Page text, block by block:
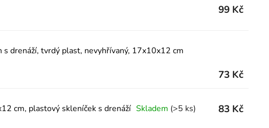
99 Kč
drenáží, tvrdý plast, nevyhřívaný, 17x10x12 cm
73 Kč
cm, plastový skleníček s drenáží Skladem (>5 ks) 83 Kč